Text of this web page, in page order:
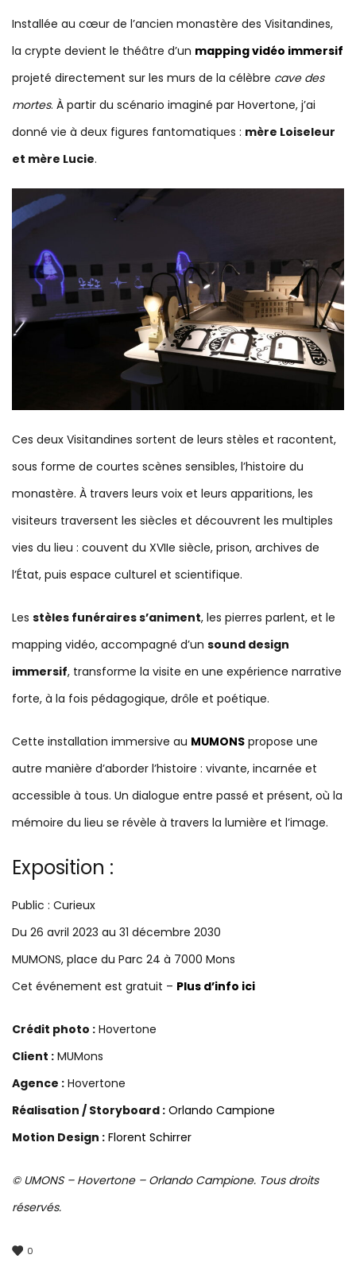
Installée au cœur de l’ancien monastère des Visitandines,
la crypte devient le théâtre d’un mapping vidéo immersif
projeté directement sur les murs de la célèbre cave des
mortes. À partir du scénario imaginé par Hovertone, j’ai
donné vie à deux figures fantomatiques : mère Loiseleur
et mère Lucie.
Ces deux Visitandines sortent de leurs stèles et racontent,
sous forme de courtes scènes sensibles, l’histoire du
monastère. À travers leurs voix et leurs apparitions, les
visiteurs traversent les siècles et découvrent les multiples
vies du lieu : couvent du XVIIe siècle, prison, archives de
l’État, puis espace culturel et scientifique.
Les stèles funéraires s’animent, les pierres parlent, et le
mapping vidéo, accompagné d’un sound design
immersif, transforme la visite en une expérience narrative
forte, à la fois pédagogique, drôle et poétique.
Cette installation immersive au MUMONS propose une
autre manière d’aborder l’histoire : vivante, incarnée et
accessible à tous. Un dialogue entre passé et présent, où la
mémoire du lieu se révèle à travers la lumière et l’image.
Exposition :
Public : Curieux
Du 26 avril 2023 au 31 décembre 2030
MUMONS, place du Parc 24 à 7000 Mons
Cet événement est gratuit – Plus d’info ici
Crédit photo : Hovertone
Client : MUMons
Agence : Hovertone
Réalisation / Storyboard : Orlando Campione
Motion Design : Florent Schirrer
© UMONS – Hovertone – Orlando Campione. Tous droits
réservés.
0